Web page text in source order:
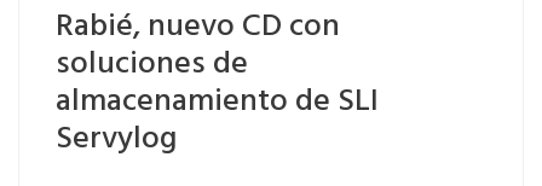
Rabié, nuevo CD con
soluciones de
almacenamiento de SLI
Servylog